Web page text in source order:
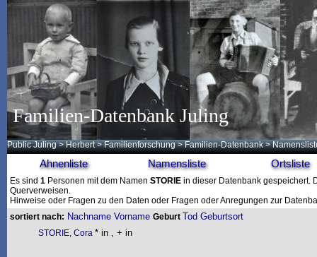
Familien-Datenbank Juling
Public Juling >Herbert >Familienforschung >Familien-Datenbank >
Ahnenliste Namensliste Ortsliste
Es sind 1 Personen mit dem Namen STORIE in dieser Datenbank gespeichert.
Querverweisen.
Hinweise oder Fragen zu den Daten oder Fragen oder Anregungen zur
sortiert nach: Nachname Vorname Geburt Tod Geburtsort
STORIE, Cora * in , + in